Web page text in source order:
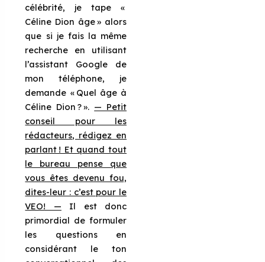
célébrité, je tape «
Céline Dion âge » alors
que si je fais la même
recherche en utilisant
l’assistant Google de
mon téléphone, je
demande « Quel âge à
Céline Dion ? ». — Petit
conseil pour les
rédacteurs, rédigez en
parlant ! Et quand tout
le bureau pense que
vous êtes devenu fou,
dites-leur : c’est pour le
VEO! — Il est donc
primordial de formuler
les questions en
considérant le ton